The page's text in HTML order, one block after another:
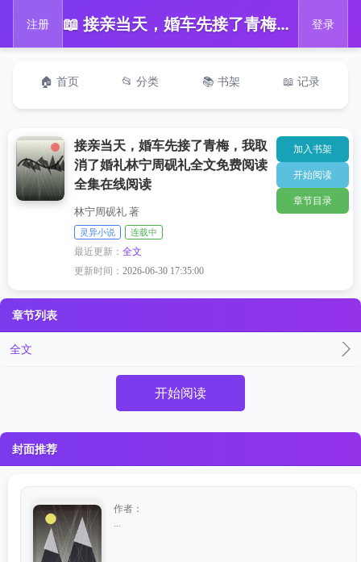
注册 📖 接亲当天，婚车先接了青梅，我取消了婚礼林宁周砚礼全文免费阅读全集在线阅读 登录
🏠 首页 📂 分类 📚 书架 📖 记录
接亲当天，婚车先接了青梅，我取
消了婚礼林宁周砚礼全文免费阅读
全集在线阅读
林宁周砚礼 著
灵异小说 连载中
最近更新：全文
更新时间：2026-06-30 17:35:00
加入书架
开始阅读
章节目录
章节列表
全文
开始阅读
封面推荐
作者：